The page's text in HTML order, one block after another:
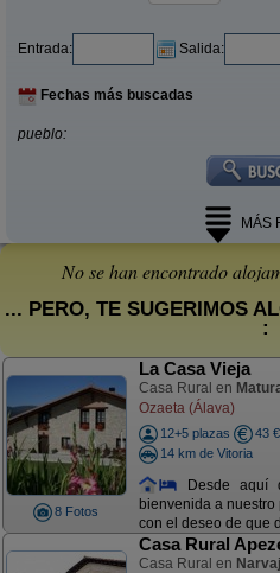
Entrada: Salida:
Fechas más buscadas
pueblo:
MÁS
No se han encontrado
... PERO, TE SUGERIMOS
:
8 Fotos
La Casa Vieja
Casa Rural en
Ozaeta (Álava)
12+5 plazas
43 €
14 km de Vitoria
Desde aquí
bienvenida a
con el deseo de que
Casa Rural
Casa Rural en